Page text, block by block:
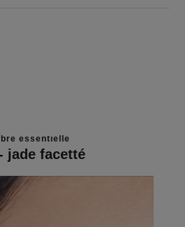
essentielle
jade facetté